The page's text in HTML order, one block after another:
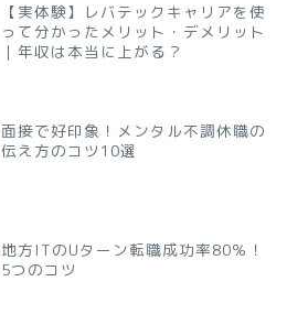
【実体験】レバテックキャリアを使
って分かったメリット・デメリット
｜年収は本当に上がる？
面接で好印象！メンタル不調休職の
伝え方のコツ10選
地方ITのUターン転職成功率80％！
5つのコツ